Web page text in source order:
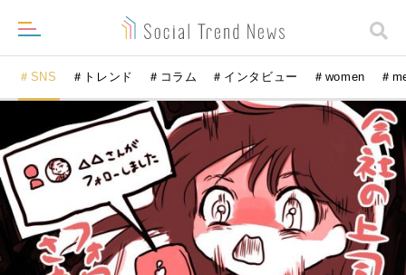
＃SNS ＃トレンド ＃コラム ＃インタビュー ＃women ＃